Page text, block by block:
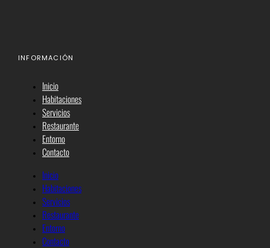
INFORMACIÓN
Inicio
Habitaciones
Servicios
Restaurante
Entorno
Contacto
Inicio
Habitaciones
Servicios
Restaurante
Entorno
Contacto